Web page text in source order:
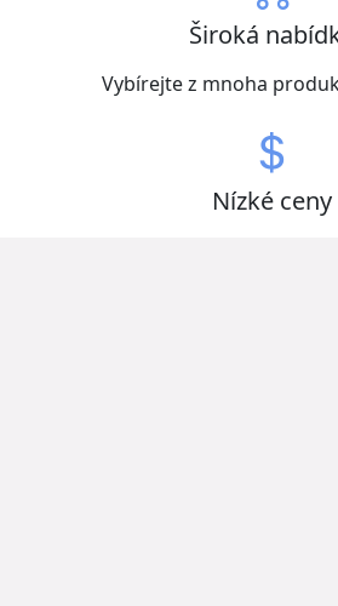
Široká
Vybírejte z mnoha
Nízké ceny